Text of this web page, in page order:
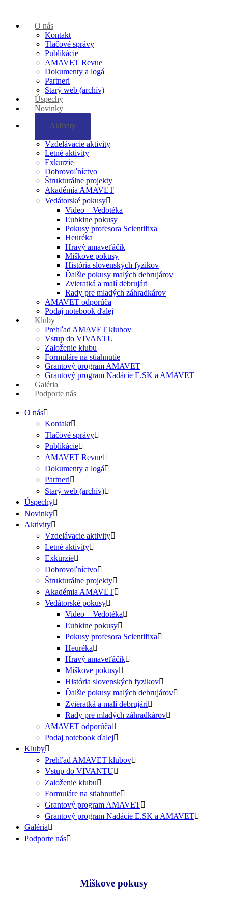
O nás
Kontakt
Tlačové správy
Publikácie
AMAVET Revue
Dokumenty a logá
Partneri
Starý web (archív)
Úspechy
Novinky
Aktivity
Vzdelávacie aktivity
Letné aktivity
Exkurzie
Dobrovoľníctvo
Štrukturálne projekty
Akadémia AMAVET
Vedátorské pokusy
Video – Vedotéka
Ľubkine pokusy
Pokusy profesora Scientifixa
Heuréka
Hravý amaveťáčik
Miškove pokusy
História slovenských fyzikov
Ďalšie pokusy malých debrujárov
Zvieratká a malí debrujári
Rady pre mladých záhradkárov
AMAVET odporúča
Podaj notebook ďalej
Kluby
Prehľad AMAVET klubov
Vstup do VIVANTU
Založenie klubu
Formuláre na stiahnutie
Grantový program AMAVET
Grantový program Nadácie E.SK a AMAVET
Galéria
Podporte nás
O nás
Kontakt
Tlačové správy
Publikácie
AMAVET Revue
Dokumenty a logá
Partneri
Starý web (archív)
Úspechy
Novinky
Aktivity
Vzdelávacie aktivity
Letné aktivity
Exkurzie
Dobrovoľníctvo
Štrukturálne projekty
Akadémia AMAVET
Vedátorské pokusy
Video – Vedotéka
Ľubkine pokusy
Pokusy profesora Scientifixa
Heuréka
Hravý amaveťáčik
Miškove pokusy
História slovenských fyzikov
Ďalšie pokusy malých debrujárov
Zvieratká a malí debrujári
Rady pre mladých záhradkárov
AMAVET odporúča
Podaj notebook ďalej
Kluby
Prehľad AMAVET klubov
Vstup do VIVANTU
Založenie klubu
Formuláre na stiahnutie
Grantový program AMAVET
Grantový program Nadácie E.SK a AMAVET
Galéria
Podporte nás
Miškove pokusy